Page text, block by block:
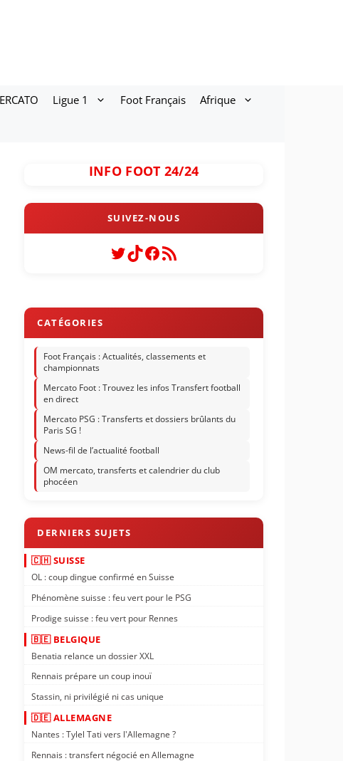
Ligue 1 Foot Français Afrique
INFO FOOT 24/24
Twitter
TikTok
Facebook
Flux RSS
Foot Français : Actualités, classements et
championnats
Mercato Foot : Trouvez les infos Transfert football
en direct
Mercato PSG : Transferts et dossiers brûlants du
Paris SG !
News-fil de l’actualité football
OM mercato, transferts et calendrier du club
phocéen
🇨🇭 SUISSE
OL : coup dingue confirmé en Suisse
Phénomène suisse : feu vert pour le PSG
Prodige suisse : feu vert pour Rennes
🇧🇪 BELGIQUE
Benatia relance un dossier XXL
Rennais prépare un coup inouï
Stassin, ni privilégié ni cas unique
🇩🇪 ALLEMAGNE
Nantes : Tylel Tati vers l'Allemagne ?
Rennais : transfert négocié en Allemagne